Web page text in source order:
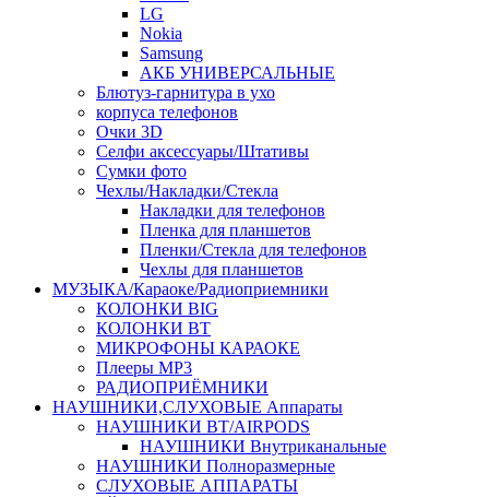
LG
Nokia
Samsung
АКБ УНИВЕРСАЛЬНЫЕ
Блютуз-гарнитура в ухо
корпуса телефонов
Очки 3D
Селфи аксессуары/Штативы
Сумки фото
Чехлы/Накладки/Стекла
Накладки для телефонов
Пленка для планшетов
Пленки/Стекла для телефонов
Чехлы для планшетов
МУЗЫКА/Караоке/Радиоприемники
КОЛОНКИ BIG
КОЛОНКИ BT
МИКРОФОНЫ КАРАОКЕ
Плееры MP3
РАДИОПРИЁМНИКИ
НАУШНИКИ,СЛУХОВЫЕ Аппараты
НАУШНИКИ BT/AIRPODS
НАУШНИКИ Внутриканальные
НАУШНИКИ Полноразмерные
СЛУХОВЫЕ АППАРАТЫ